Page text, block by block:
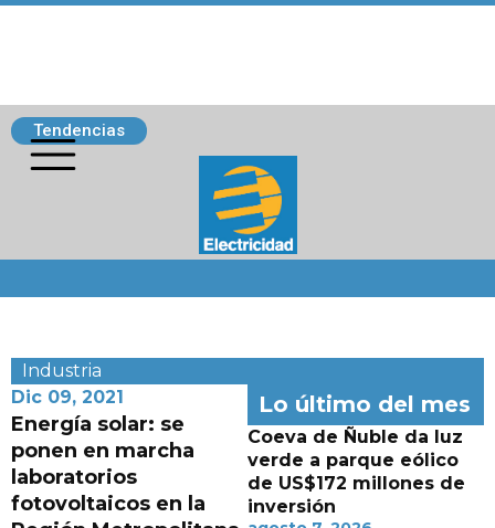
Tendencias
Industria
Dic 09, 2021
Energía solar: se
ponen en marcha
laboratorios
fotovoltaicos en la
Lo último del mes
Coeva de Ñuble da luz
verde a parque eólico
de US$172 millones de
inversión